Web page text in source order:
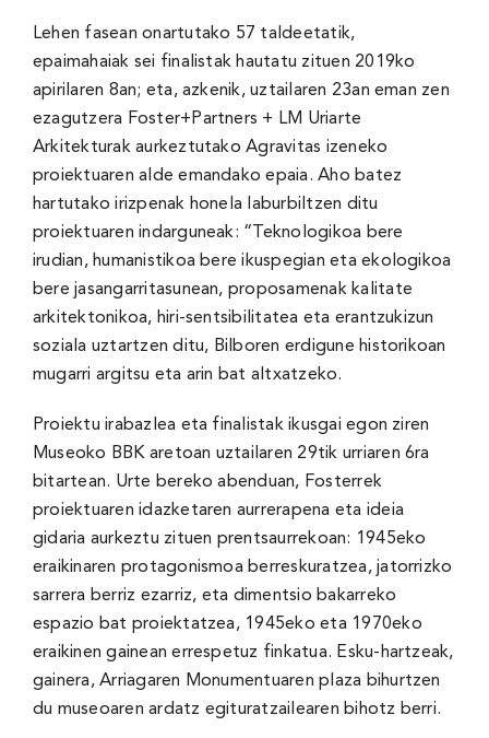
Lehen fasean onartutako 57 taldeetatik,
epaimahaiak sei finalistak hautatu zituen 2019ko
apirilaren 8an; eta, azkenik, uztailaren 23an eman zen
ezagutzera Foster+Partners + LM Uriarte
Arkitekturak aurkeztutako Agravitas izeneko
proiektuaren alde emandako epaia. Aho batez
hartutako irizpenak honela laburbiltzen ditu
proiektuaren indarguneak: “Teknologikoa bere
irudian, humanistikoa bere ikuspegian eta ekologikoa
bere jasangarritasunean, proposamenak kalitate
arkitektonikoa, hiri-sentsibilitatea eta erantzukizun
soziala uztartzen ditu, Bilboren erdigune historikoan
mugarri argitsu eta arin bat altxatzeko.
Proiektu irabazlea eta finalistak ikusgai egon ziren
Museoko BBK aretoan uztailaren 29tik urriaren 6ra
bitartean. Urte bereko abenduan, Fosterrek
proiektuaren idazketaren aurrerapena eta ideia
gidaria aurkeztu zituen prentsaurrekoan: 1945eko
eraikinaren protagonismoa berreskuratzea, jatorrizko
sarrera berriz ezarriz, eta dimentsio bakarreko
espazio bat proiektatzea, 1945eko eta 1970eko
eraikinen gainean errespetuz finkatua. Esku-hartzeak,
gainera, Arriagaren Monumentuaren plaza bihurtzen
du museoaren ardatz egituratzailearen bihotz berri.